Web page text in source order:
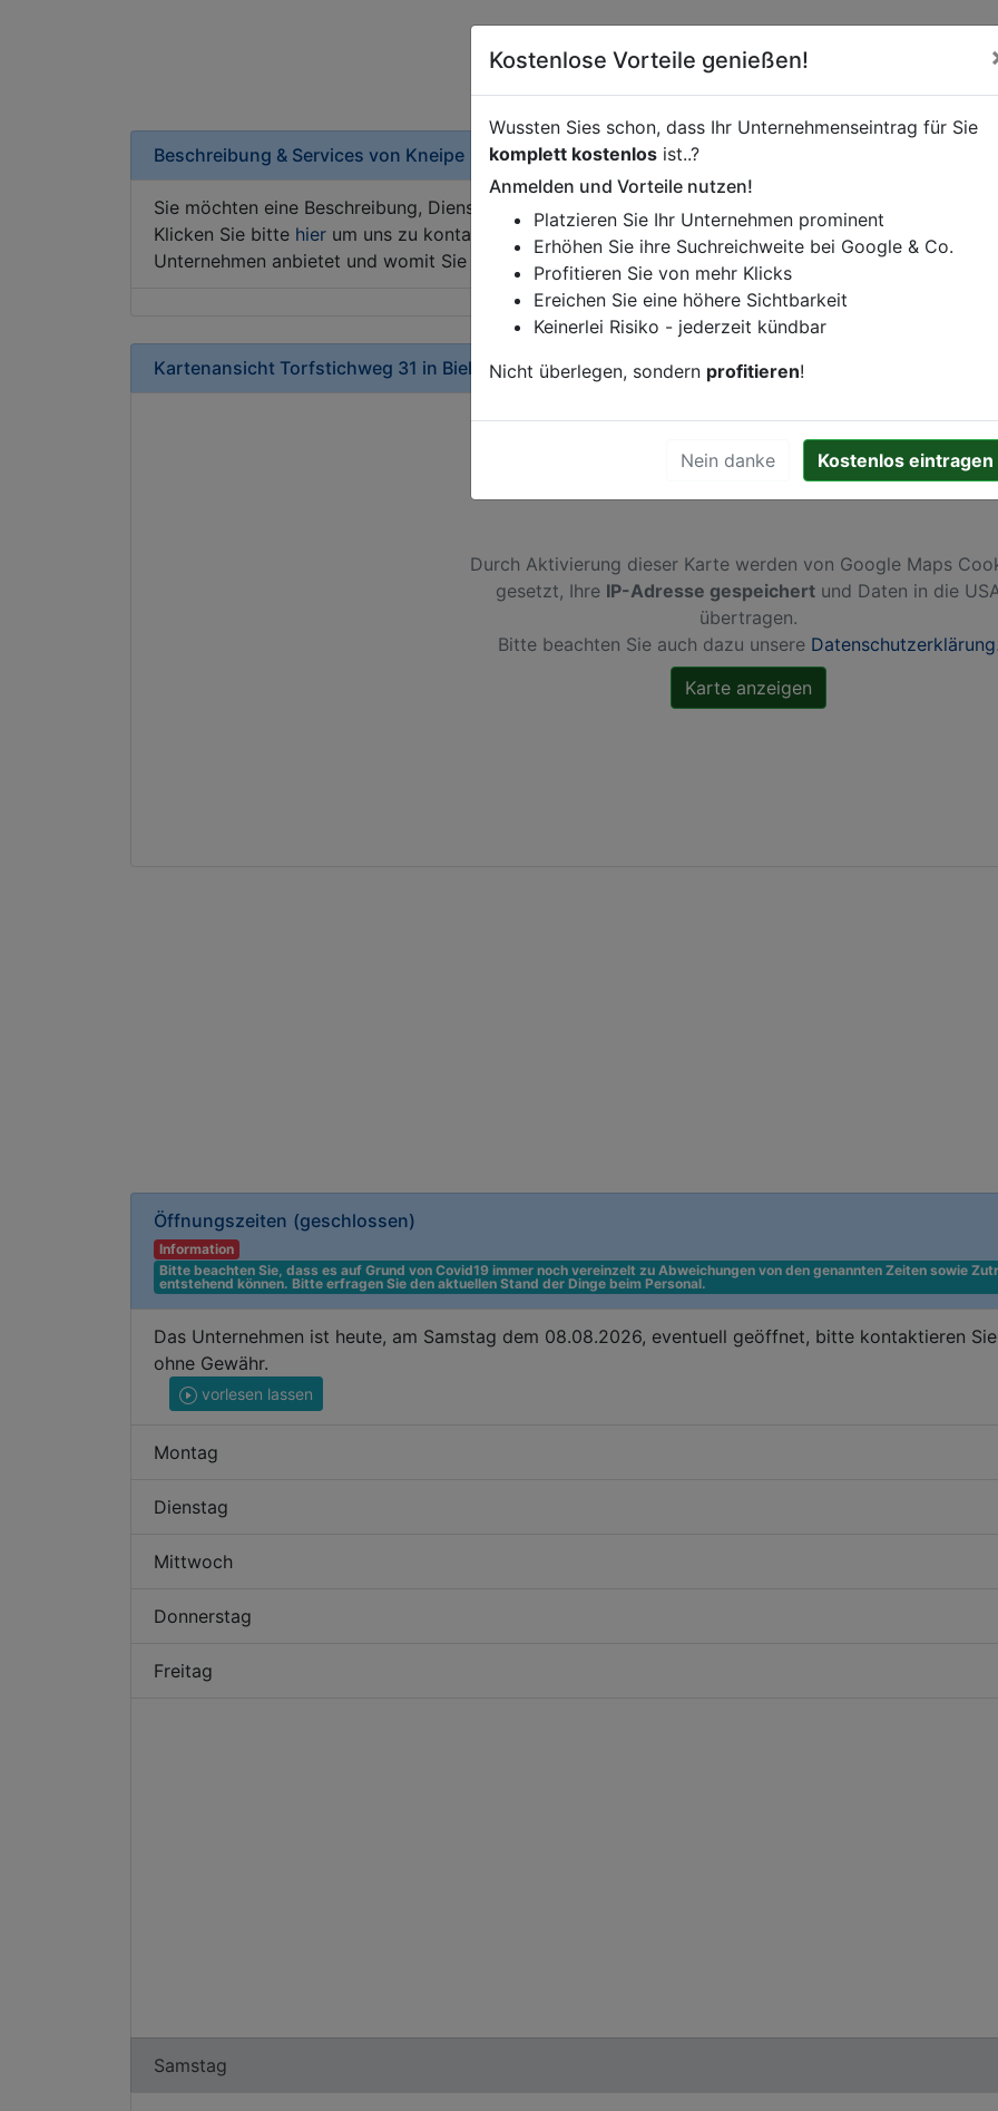
Öffnungszeiten (geschlossen)
Information
Bitte beachten Sie, dass es auf Grund von Covid19 immer noch vereinzelt zu Abweichungen von den genannten Zeiten sowie
entstehend können. Bitte erfragen Sie den aktuellen Stand der Dinge beim Personal.
Das Unternehmen ist heute, am Samstag dem 08.08.2026, eventuell geöffnet, bitte kontaktieren
ohne Gewähr.
vorlesen lassen
Montag
Dienstag
Mittwoch
Donnerstag
Freitag
Samstag
Beschreibung & Services von Kneipe
Sie möchten eine Beschreibung, Dienstleistung oder andere relevante Informationen hinzufügen?
Klicken Sie bitte hier um uns zu kontaktieren. Gerne erweitern wir Ihren Firmeneintrag um
Unternehmen anbietet und womit Sie sich von Ihren Wettbewerbern abheben.
Kartenansicht Torfstichweg 31 in Bielefeld
Durch Aktivierung dieser Karte werden von Google Maps
gesetzt, Ihre IP-Adresse gespeichert und Daten in die
übertragen.
Bitte beachten Sie auch dazu unsere Datenschutzerklärung
Kostenlose Vorteile genießen!
Wussten Sies schon, dass Ihr Unternehmenseintrag für Sie
komplett kostenlos ist..?
Anmelden und Vorteile nutzen!
Platzieren Sie Ihr Unternehmen prominent
Erhöhen Sie ihre Suchreichweite bei Google & Co.
Profitieren Sie von mehr Klicks
Ereichen Sie eine höhere Sichtbarkeit
Keinerlei Risiko - jederzeit kündbar
Nicht überlegen, sondern profitieren!
Nein danke Kostenlos eintragen